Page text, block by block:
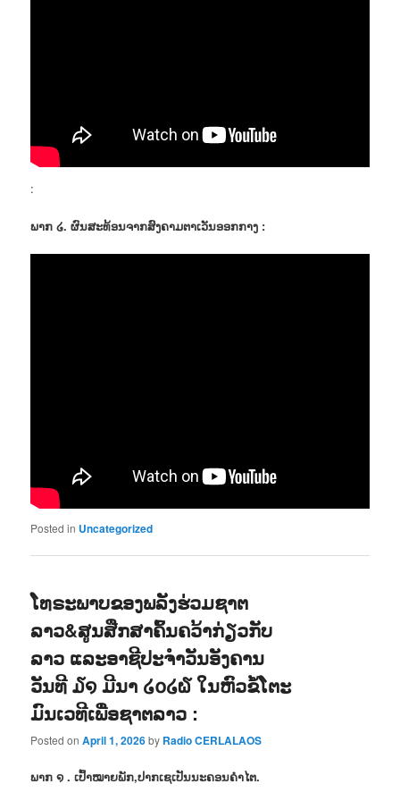
:
ພາກ ໒. ຜົນສະທ້ອນຈາກສົງຄາມຕາເວັນອອກກາງ :
Posted in Uncategorized
ໂທຣະພາບຂອງພລັງຮ່ວມຊາຕ
ລາວ&ສູນສືກສາຄົ້ນຄວ້າກ່ຽວກັບ
ລາວ ແລະອາຊີປະຈຳວັນອັງຄານ
ວັນທີ ໓໑ ມີນາ ໒໐໒໖ ໃນຫົວຂໍ້ໂຕະ
ມົນເວທີເພື່ອຊາຕລາວ :
Posted onApril 1, 2026by Radio CERLALAOS
ພາກ ໑ . ເປົ້າໝາຍພັກ,ປາກເຊເປັນນະຄອນຄຳໄຕ.